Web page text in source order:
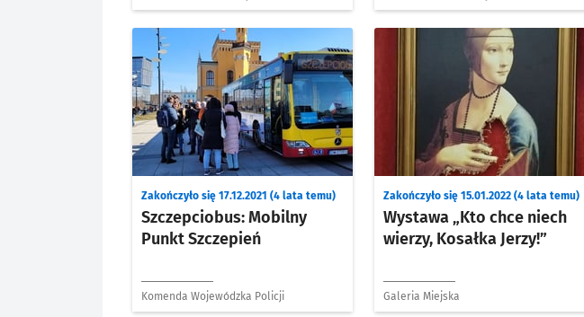
Szczepciobus: Mobilny
Punkt Szczepień
Zakończyło się 17.12.2021 (4 lata temu)
Komenda Wojewódzka Policji
Wystawa „Kto chce niech
wierzy, Kosałka Jerzy!”
Zakończyło się 15.01.2022 (4 lata temu)
Galeria Miejska